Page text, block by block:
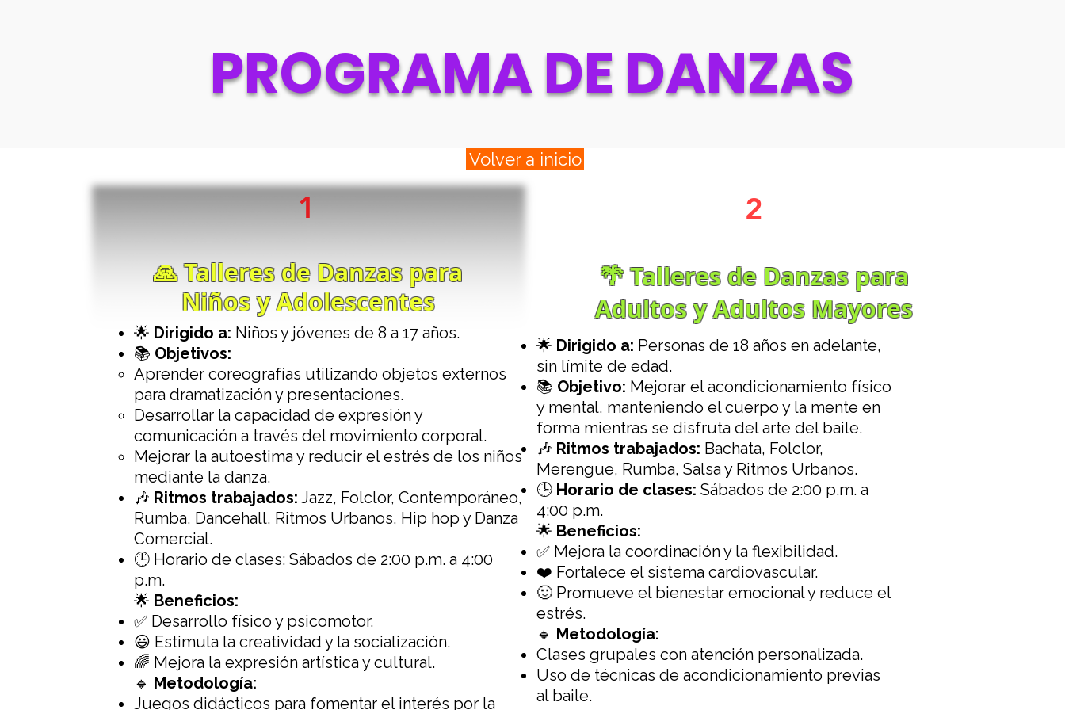
PROGRAMA DE DANZAS
Volver a inicio
1
🙏 Talleres de Danzas para
Niños y Adolescentes
🌟 Dirigido a: Niños y jóvenes de 8 a 17 años.
📚 Objetivos:
Aprender coreografías utilizando objetos externos
para dramatización y presentaciones.
Desarrollar la capacidad de expresión y
comunicación a través del movimiento corporal.
Mejorar la autoestima y reducir el estrés de los niños
mediante la danza.
🎶 Ritmos trabajados: Jazz, Folclor, Contemporáneo,
Rumba, Dancehall, Ritmos Urbanos, Hip hop y Danza
Comercial.
🕒 Horario de clases: Sábados de 2:00 p.m. a 4:00
p.m.
🌟 Beneficios:
✅ Desarrollo físico y psicomotor.
😃 Estimula la creatividad y la socialización.
🌈 Mejora la expresión artística y cultural.
🔹 Metodología:
Juegos didácticos para fomentar el interés por la
2
🌴 Talleres de Danzas para
Adultos y Adultos Mayores
🌟 Dirigido a: Personas de 18 años en adelante,
sin límite de edad.
📚 Objetivo: Mejorar el acondicionamiento físico
y mental, manteniendo el cuerpo y la mente en
forma mientras se disfruta del arte del baile.
🎶 Ritmos trabajados: Bachata, Folclor,
Merengue, Rumba, Salsa y Ritmos Urbanos.
🕒 Horario de clases: Sábados de 2:00 p.m. a
4:00 p.m.
🌟 Beneficios:
✅ Mejora la coordinación y la flexibilidad.
❤️ Fortalece el sistema cardiovascular.
🙂 Promueve el bienestar emocional y reduce el
estrés.
🔹 Metodología:
Clases grupales con atención personalizada.
Uso de técnicas de acondicionamiento previas
al baile.